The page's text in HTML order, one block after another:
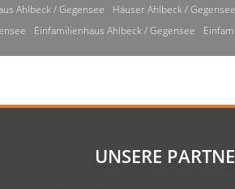
Ahlbeck / Gegensee Häuser Ahlbeck / Gegensee
Einfamilienhaus Ahlbeck / Gegensee
UNSERE